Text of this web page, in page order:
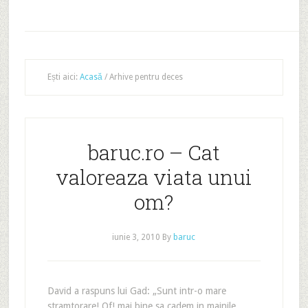
Ești aici: Acasă /Arhive pentru deces
baruc.ro – Cat
valoreaza viata unui
om?
iunie 3, 2010 By baruc
David a raspuns lui Gad: „Sunt intr-o mare